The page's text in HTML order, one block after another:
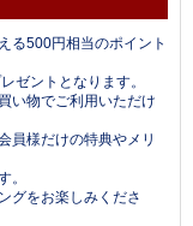
る500円相当のポイント
ゼントとなります。
い物でご利用いただけ
員様だけの特典やメリ
。
グをお楽しみくださ